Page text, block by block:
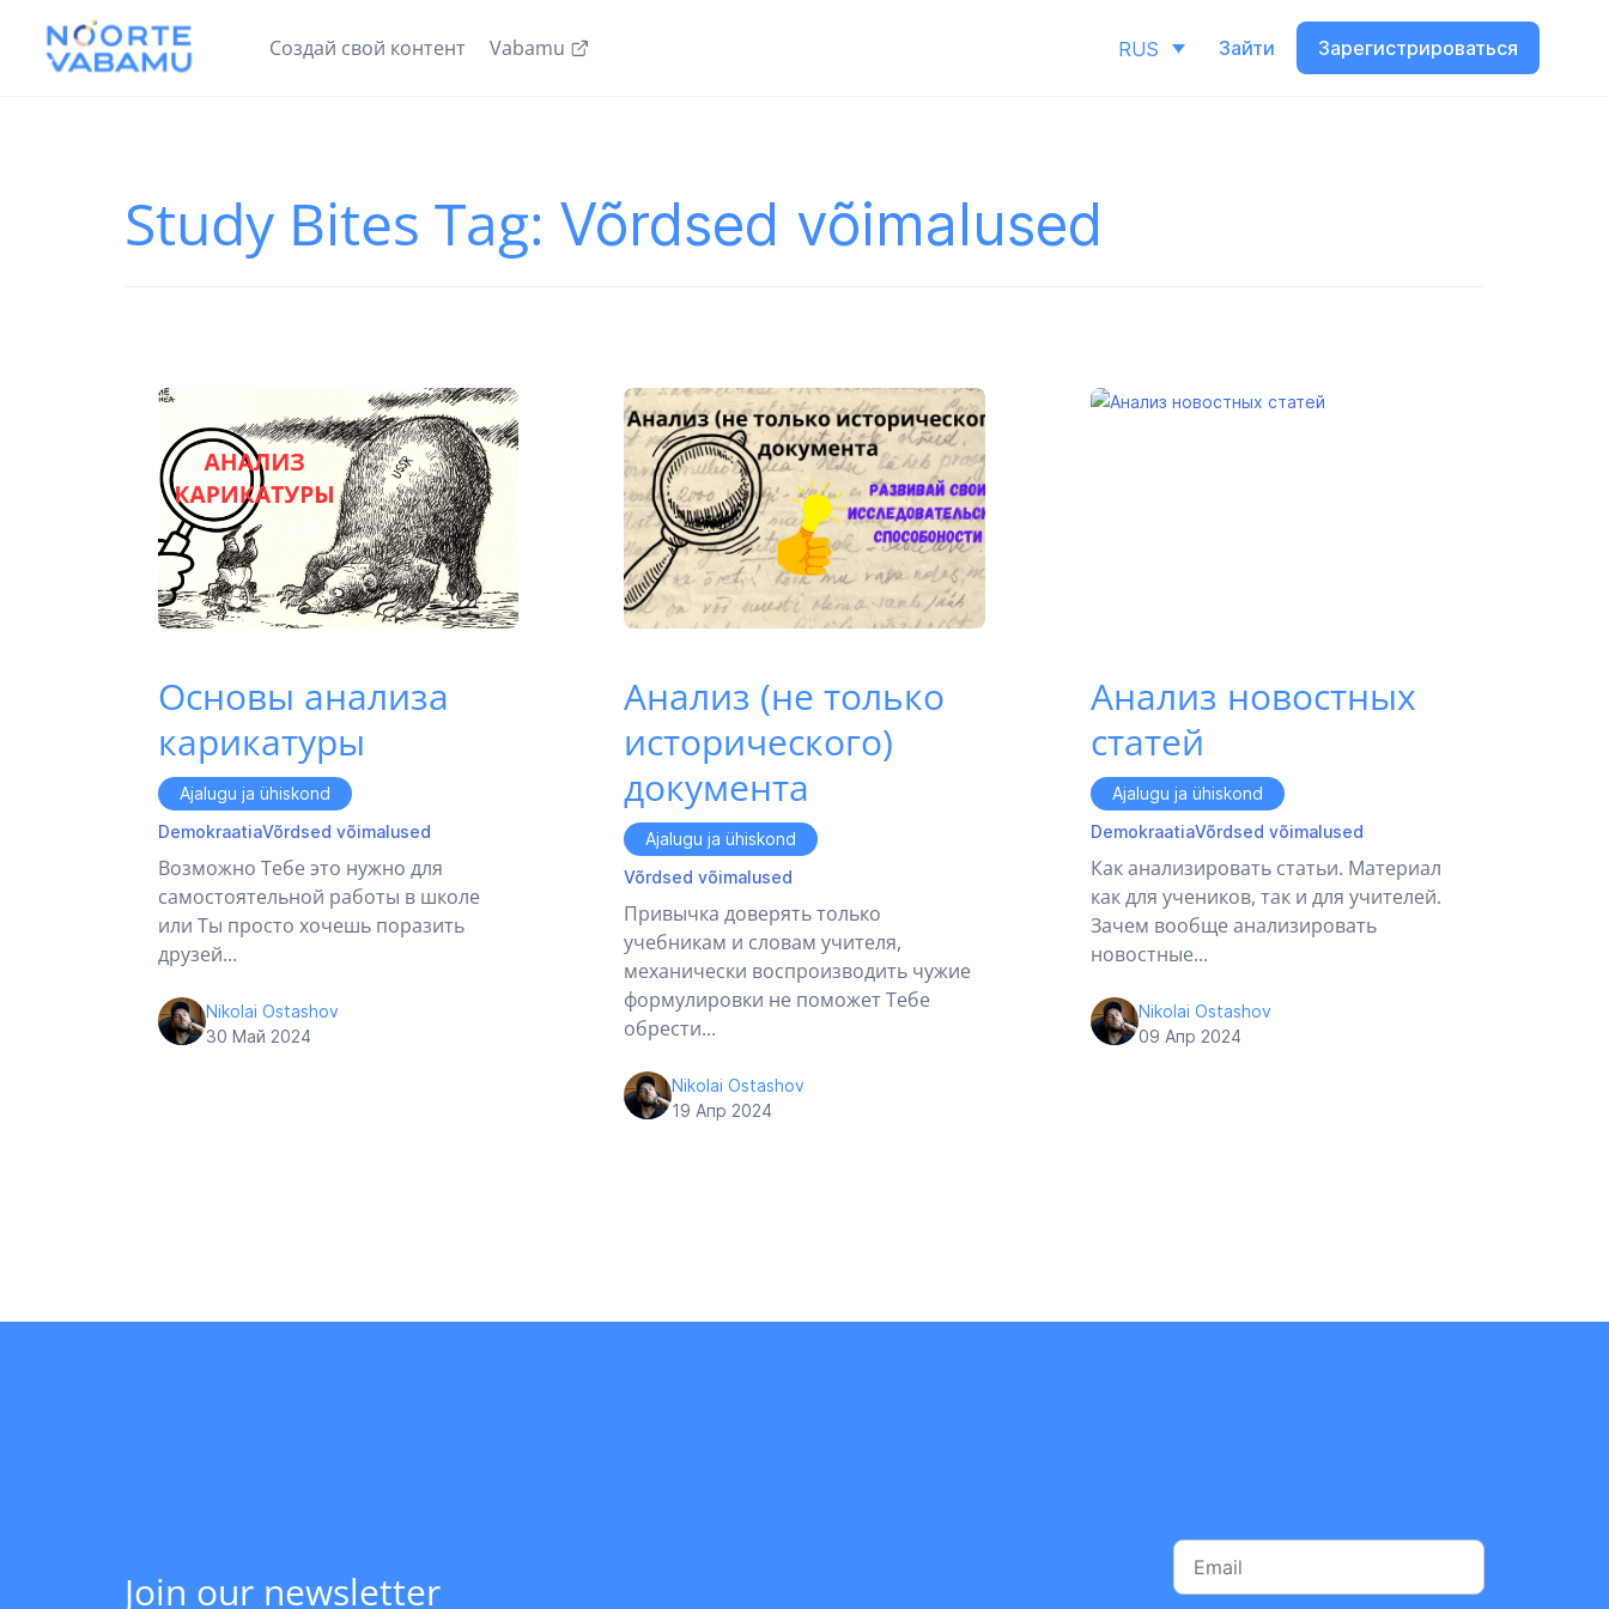
Создай свой контент Vabamu RUS Зайти Зарегистрироваться
Study Bites Tag: Võrdsed võimalused
Основы анализа
карикатуры
Ajalugu ja ühiskond
DemokraatiaVõrdsed võimalused
Возможно Тебе это нужно для
самостоятельной работы в школе
или Ты просто хочешь поразить
друзей...
Nikolai Ostashov
30 Май 2024
Анализ (не только
исторического)
документа
Ajalugu ja ühiskond
Võrdsed võimalused
Привычка доверять только
учебникам и словам учителя,
механически воспроизводить чужие
формулировки не поможет Тебе
обрести...
Nikolai Ostashov
19 Апр 2024
Анализ новостных
статей
Ajalugu ja ühiskond
DemokraatiaVõrdsed võimalused
Как анализировать статьи. Материал
как для учеников, так и для учителей.
Зачем вообще анализировать
новостные...
Nikolai Ostashov
09 Апр 2024
Join our newsletter